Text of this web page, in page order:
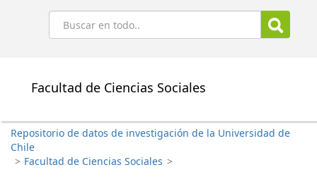
Buscar
Facultad de Ciencias Sociales
Repositorio de datos de investigación de la Universidad de
Chile
> Facultad de Ciencias Sociales >